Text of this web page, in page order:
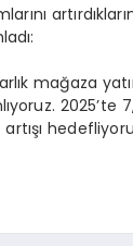
mağaza
2025’te